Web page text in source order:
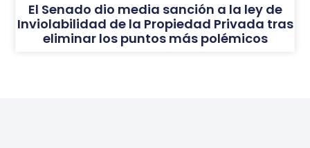
El Senado dio media sanción a la ley de
Inviolabilidad de la Propiedad Privada tras
eliminar los puntos más polémicos